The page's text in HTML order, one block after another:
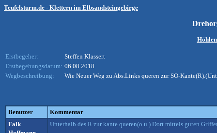
Teufelsturm.de - Klettern im Elbsandsteingebirge
Erstbegeher:
Steffen Klassert
Erstbegehungsdatum: 06.08.2018
Wegbeschreibung:
Wie Neuer Weg zu Abs.Links queren zur SO-
Benutzer
Kommentar
Falk
Unterhalb des R zur kante queren(o.u.).Dort mittels guten